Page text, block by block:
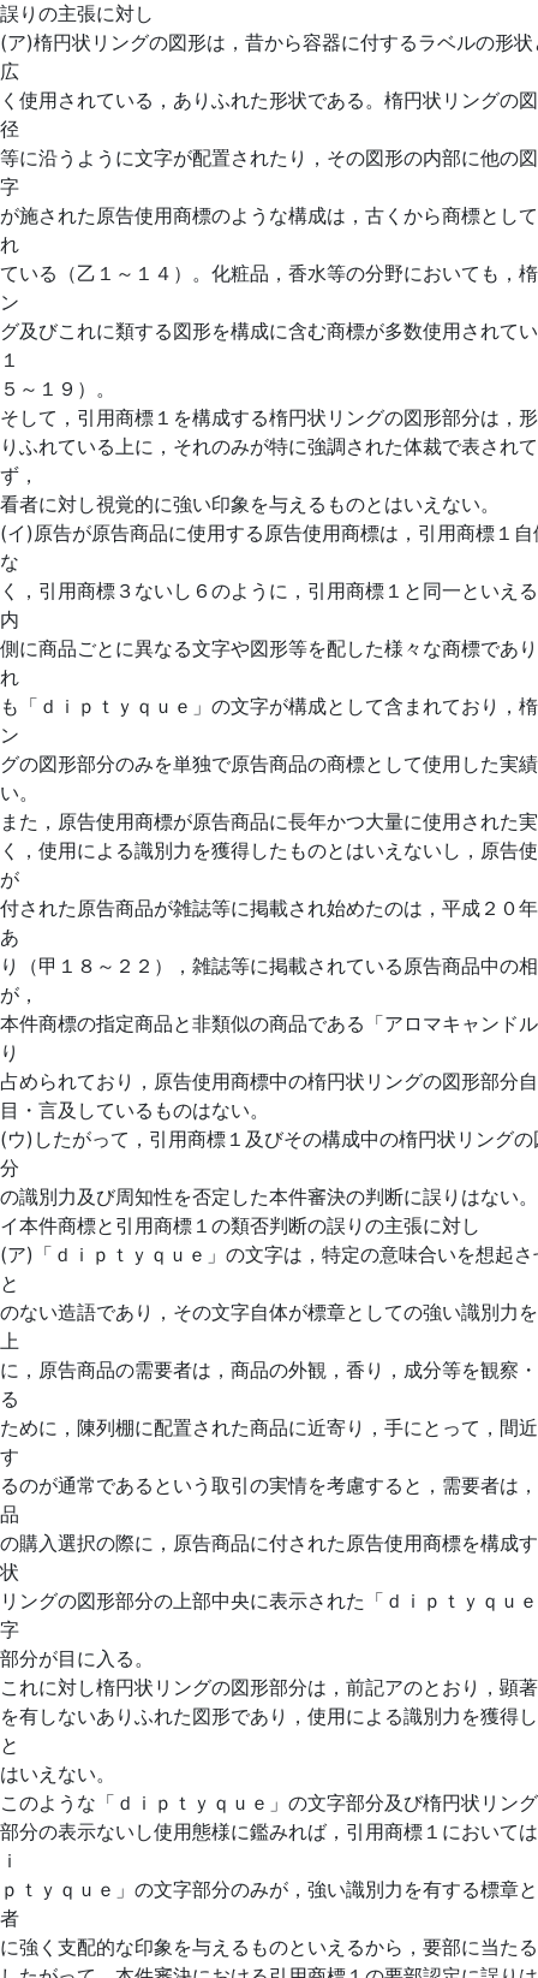
誤りの主張に対し
(ア)楕円状リングの図形は，昔から容器に付するラベルの形
広
く使用されている，ありふれた形状である。楕円状リングの
径
等に沿うように文字が配置されたり，その図形の内部に他の
字
が施された原告使用商標のような構成は，古くから商標とし
れ
ている（乙１～１４）。化粧品，香水等の分野においても，
ン
グ及びこれに類する図形を構成に含む商標が多数使用されて
１
５～１９）。
そして，引用商標１を構成する楕円状リングの図形部分は，
りふれている上に，それのみが特に強調された体裁で表され
ず，
看者に対し視覚的に強い印象を与えるものとはいえない。
(イ)原告が原告商品に使用する原告使用商標は，引用商標１
な
く，引用商標３ないし６のように，引用商標１と同一といえ
内
側に商品ごとに異なる文字や図形等を配した様々な商標であ
れ
も「ｄｉｐｔｙｑｕｅ」の文字が構成として含まれており，
ン
グの図形部分のみを単独で原告商品の商標として使用した実
い。
また，原告使用商標が原告商品に長年かつ大量に使用された
く，使用による識別力を獲得したものとはいえないし，原告
が
付された原告商品が雑誌等に掲載され始めたのは，平成２０
あ
り（甲１８～２２），雑誌等に掲載されている原告商品中の
が，
本件商標の指定商品と非類似の商品である「アロマキャンド
り
占められており，原告使用商標中の楕円状リングの図形部分
目・言及しているものはない。
(ウ)したがって，引用商標１及びその構成中の楕円状リング
分
の識別力及び周知性を否定した本件審決の判断に誤りはない。
イ本件商標と引用商標１の類否判断の誤りの主張に対し
(ア)「ｄｉｐｔｙｑｕｅ」の文字は，特定の意味合いを想起
と
のない造語であり，その文字自体が標章としての強い識別力
上
に，原告商品の需要者は，商品の外観，香り，成分等を観察
る
ために，陳列棚に配置された商品に近寄り，手にとって，間
す
るのが通常であるという取引の実情を考慮すると，需要者は
品
の購入選択の際に，原告商品に付された原告使用商標を構成
状
リングの図形部分の上部中央に表示された「ｄｉｐｔｙｑｕ
字
部分が目に入る。
これに対し楕円状リングの図形部分は，前記アのとおり，顕
を有しないありふれた図形であり，使用による識別力を獲得
と
はいえない。
このような「ｄｉｐｔｙｑｕｅ」の文字部分及び楕円状リン
部分の表示ないし使用態様に鑑みれば，引用商標１において
ｉ
ｐｔｙｑｕｅ」の文字部分のみが，強い識別力を有する標章
者
に強く支配的な印象を与えるものといえるから，要部に当た